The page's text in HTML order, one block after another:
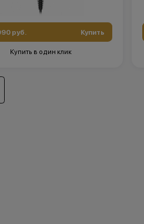
руб. Купить
Купить в один клик